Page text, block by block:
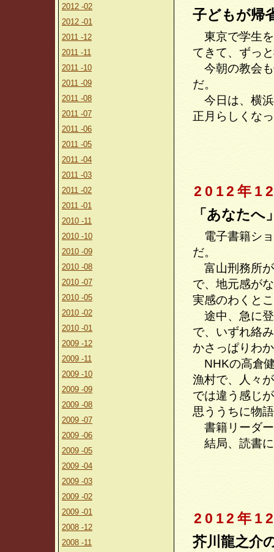
2012 -02
2012 -01
2011 -12
2011 -11
2011 -10
2011 -09
2011 -08
2011 -07
2011 -06
2011 -05
2011 -04
2011 -03
2011 -02
2011 -01
2010 -11
2010 -10
2010 -09
2010 -08
2010 -07
2010 -05
2010 -02
2010 -01
2009 -12
2009 -11
2009 -10
2009 -09
2009 -08
2009 -07
2009 -06
2009 -05
2009 -04
2009 -03
2009 -02
2009 -01
2008 -12
2008 -11
子どもが帰
東京で学生を
てきて、ずっ
今朝の教会も
だ。
今日は、横浜
正月らしくな
2012年
「あなたへ
電子書籍ショ
だ。
富山刑務所が
で、地元感が
実感のわくと
途中、急に登
で、いずれ絡
かさっぱりわ
NHKの高倉
漁村で、人々
では違う感じ
思ううちに物
書籍リーダ
結局、読書
2012年
芥川龍之介